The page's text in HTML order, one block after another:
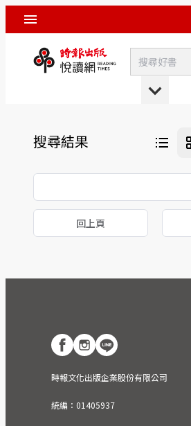
搜尋結果
回上頁
時報文化出版企業股份有限公司
統編：01405937